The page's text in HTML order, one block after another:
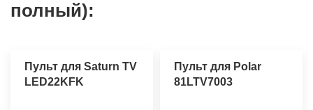
полный):
Пульт для Saturn TV
LED22KFK
Пульт для Polar
81LTV7003